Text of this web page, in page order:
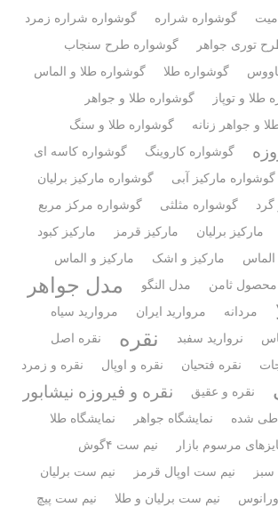
گوشواره شراره
گوشواره شراره زمرد
توری جواهر
گوشواره طرح سنجاب
گوشواره طلا
گوشواره طلا و الماس
طلا و توپاز
گوشواره طلا و جواهر
و جواهر زنانه
گوشواره طلا و سنگ
گوشواره کاروینگ
گوشواره کاسه ای
گوشواره مارکیز آبی
گوشواره مارکیز برلیان
گرد
گوشواره مثلثی
گوشواره مرکز مربع
مارکیز برلیان مارکیز قرمز
مارکیز کبود
الماس
مارکیز و اشک
مارکیز و الماس
محصول ثامن مدل النگو
مدل جواهر
مردانه مروارید ایران
مروارید سیاه
نروارید سفبد نقره
نقره اصل
نقره فتحیان نقره و اوپال نقره و زمرد
نقره و عقیق نقره و فیروزه نیشابور
شده نمایشگاه جواهر
نمایشگاه طلا
مرسوم بازار
نیم ست ۴گوش
نیم ست اوپال قرمز
نیم ست برلیان
نیم ست برلیان و طلا
نیم ست پیچ